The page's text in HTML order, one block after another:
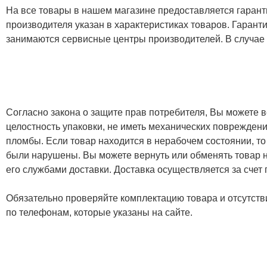
На все товары в нашем магазине предоставляется
производителя указан в характеристиках товаров.
занимаются сервисные центры производителей. В
Согласно закона о защите прав потребителя, Вы можете
целостность упаковки, не иметь механических
пломбы. Если товар находится в нерабочем состоянии,
были нарушены. Вы можете вернуть или обменять товар
его службами доставки. Доставка осуществляется за
Обязательно проверяйте комплектацию товара и
по телефонам, которые указаны на сайте.